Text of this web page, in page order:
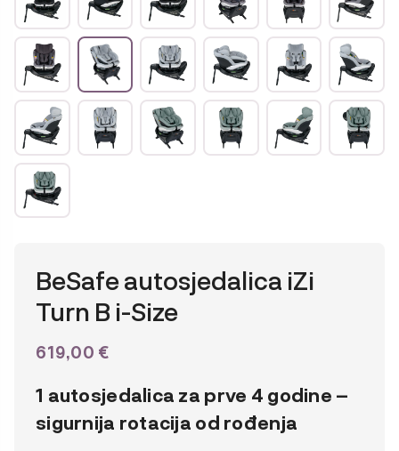
BeSafe autosjedalica iZi
Turn B i-Size
619,00 €
1 autosjedalica za prve 4 godine –
sigurnija rotacija od rođenja